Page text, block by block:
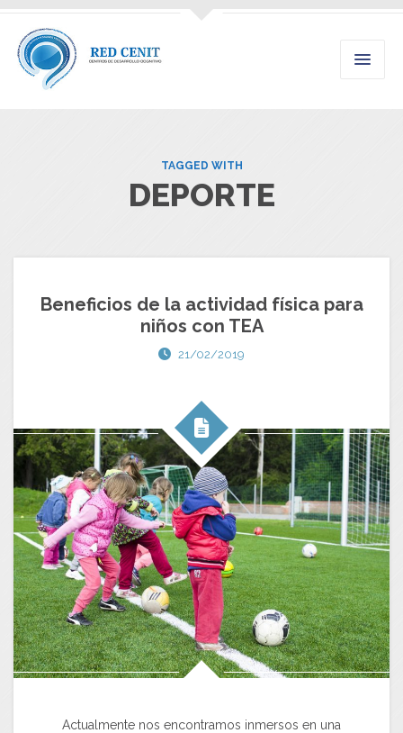
TAGGED WITH
DEPORTE
Beneficios de la actividad física para
niños con TEA
21/02/2019
Actualmente nos encontramos inmersos en una